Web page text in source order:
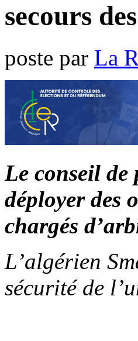
secours
poste par La
Le conseil de
déployer des
chargés
L’algérien
sécurité de